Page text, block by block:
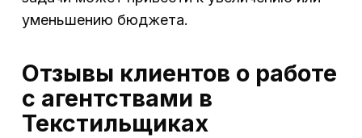
уменьшению бюджета.
Отзывы клиентов о работе
с агентствами в
Текстильщиках